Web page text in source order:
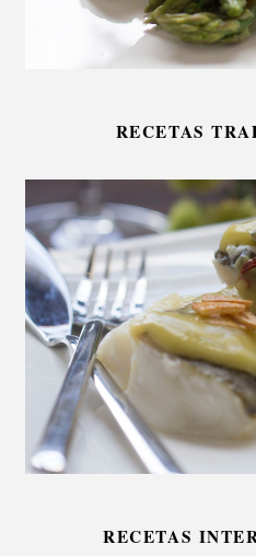
RECETAS
RECETAS